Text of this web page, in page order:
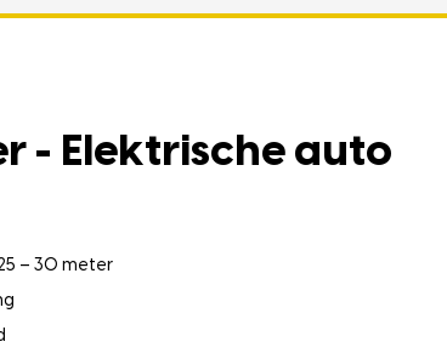
- Elektrische auto
– 30 meter